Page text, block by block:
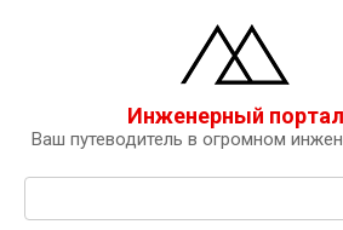
Инженерный портал
Ваш путеводитель в огромном
Поиск: